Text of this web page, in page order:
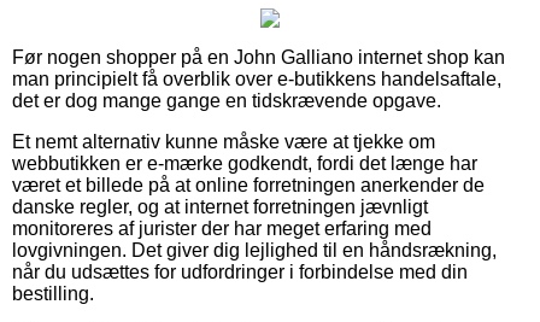
Før nogen shopper på en John Galliano internet shop kan
man principielt få overblik over e-butikkens handelsaftale,
det er dog mange gange en tidskrævende opgave.
Et nemt alternativ kunne måske være at tjekke om
webbutikken er e-mærke godkendt, fordi det længe har
været et billede på at online forretningen anerkender de
danske regler, og at internet forretningen jævnligt
monitoreres af jurister der har meget erfaring med
lovgivningen. Det giver dig lejlighed til en håndsrækning,
når du udsættes for udfordringer i forbindelse med din
bestilling.